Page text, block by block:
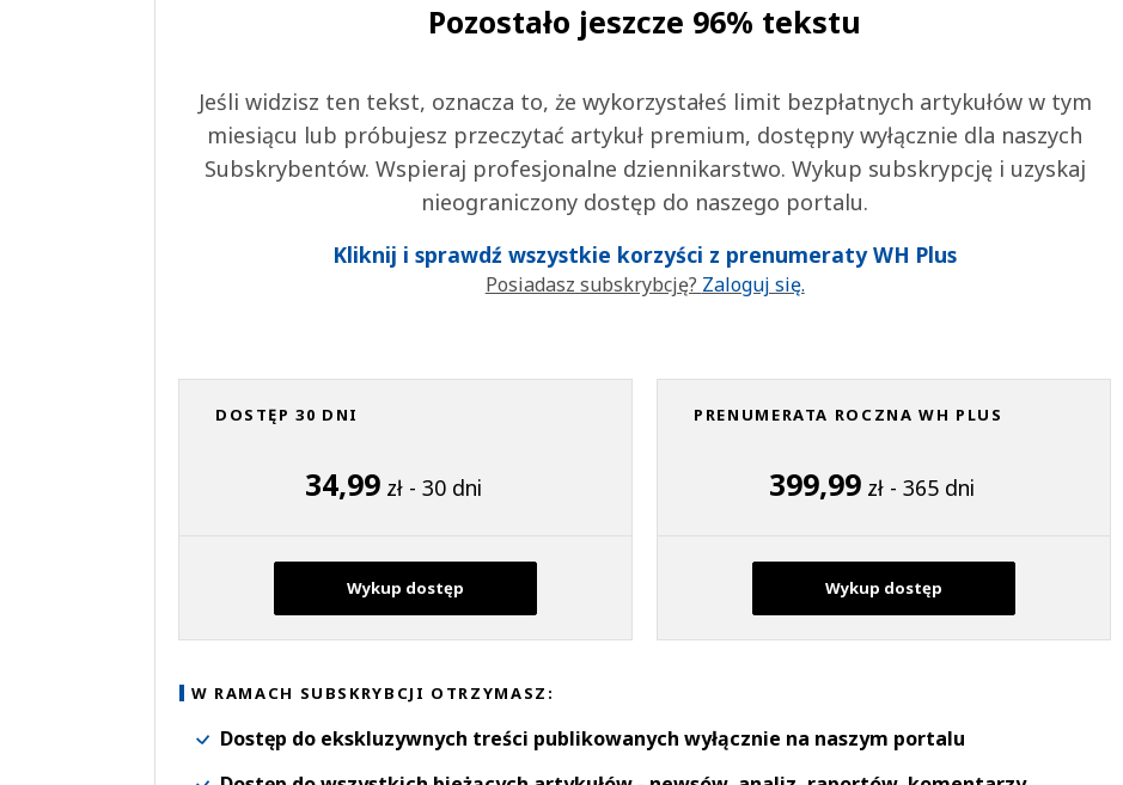
Pozostało jeszcze 96% tekstu
Jeśli widzisz ten tekst, oznacza to, że wykorzystałeś limit bezpłatnych artykułów w tym
miesiącu lub próbujesz przeczytać artykuł premium, dostępny wyłącznie dla naszych
Subskrybentów. Wspieraj profesjonalne dziennikarstwo. Wykup subskrypcję i uzyskaj
nieograniczony dostęp do naszego portalu.
Kliknij i sprawdź wszystkie korzyści z prenumeraty WH Plus
Posiadasz subskrybcję? Zaloguj się.
DOSTĘP 30 DNI
34,99 zł - 30 dni
Wykup dostęp
PRENUMERATA ROCZNA WH PLUS
399,99 zł - 365 dni
Wykup dostęp
W RAMACH SUBSKRYBCJI OTRZYMASZ:
Dostęp do ekskluzywnych treści publikowanych wyłącznie na naszym portalu